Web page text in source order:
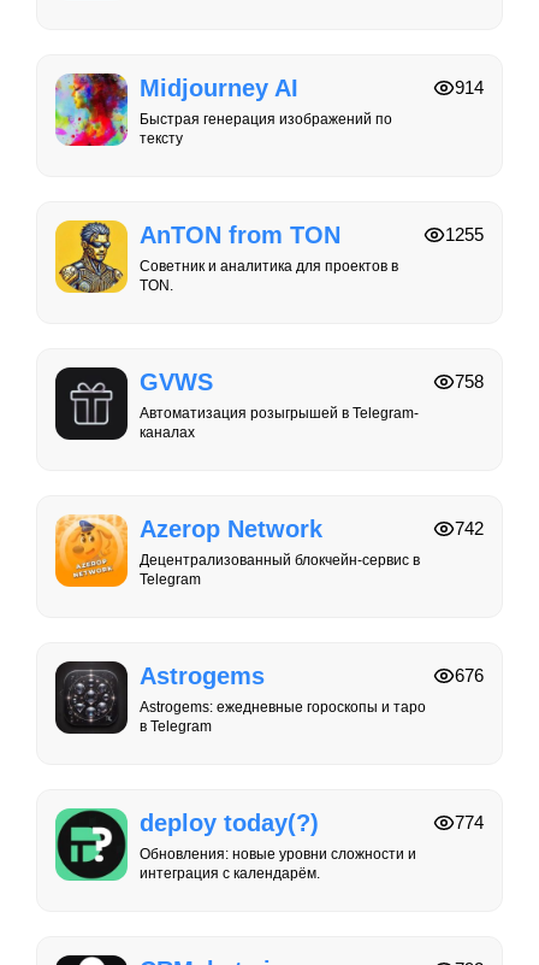
Midjourney AI
Быстрая генерация изображений по
тексту
914
AnTON from TON
Советник и аналитика для проектов в
TON.
1255
GVWS
Автоматизация розыгрышей в Telegram-
каналах
758
Azerop Network
Децентрализованный блокчейн-сервис в
Telegram
742
Astrogems
Astrogems: ежедневные гороскопы и таро
в Telegram
676
deploy today(?)
Обновления: новые уровни сложности и
интеграция с календарём.
774